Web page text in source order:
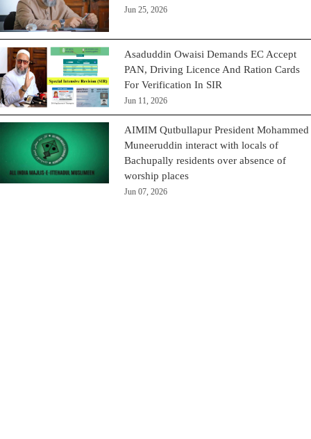
Jun 25, 2026
Asaduddin Owaisi Demands EC Accept
PAN, Driving Licence And Ration Cards
For Verification In SIR
Jun 11, 2026
AIMIM Qutbullapur President Mohammed
Muneeruddin interact with locals of
Bachupally residents over absence of
worship places
Jun 07, 2026